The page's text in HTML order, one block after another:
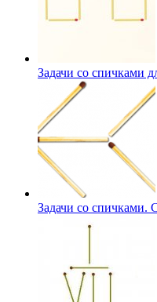
Задачи со спичками
Задачи со спичками.